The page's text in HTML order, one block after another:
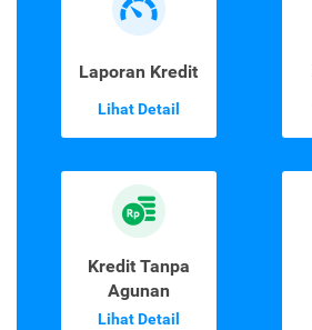
Laporan Kredit
Lihat Detail
Kredit Tanpa
Agunan
Lihat Detail